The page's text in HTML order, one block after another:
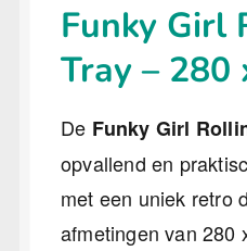
Funky Girl
Tray – 280
De Funky Girl
opvallend en
met een uniek retro
afmetingen van 280